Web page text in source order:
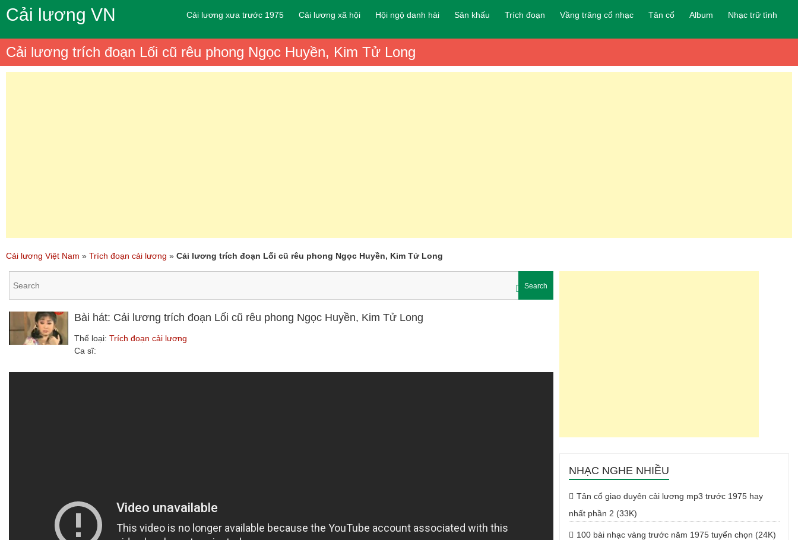
Cải lương VN Cải lương xưa trước 1975 Cải lương xã hội Hội ngộ danh hài Sân khấu Trích đoạn Vầng trăng cổ nhạc Tân cổ Album Nhạc trữ tình
Cải lương trích đoạn Lối cũ rêu phong Ngọc Huyền, Kim Tử Long
Cải lương Việt Nam » Trích đoạn cải lương » Cải lương trích đoạn Lối cũ rêu phong Ngọc Huyền, Kim Tử Long
Search
Bài hát: Cải lương trích đoạn Lối cũ rêu phong Ngọc Huyền, Kim Tử Long
Thể loại:Trích đoạn cải lương
Ca sĩ:
NHẠC NGHE NHIỀU
Tân cổ giao duyên cải lương mp3 trước 1975 hay
nhất phần 2 (33K)
100 bài nhạc vàng trước năm 1975 tuyển chọn (24K)